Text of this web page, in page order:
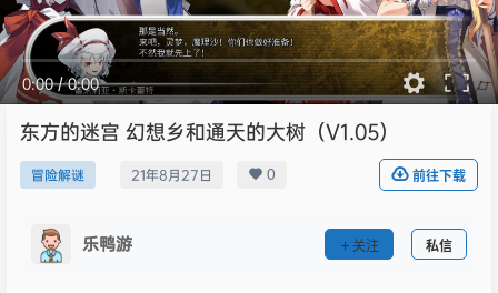
0:00/0:00
东方的迷宫 幻想乡和通天的大树（V1.05）
冒险解谜 21年8月27日 0 前往下载
乐鸭游 关注 私信